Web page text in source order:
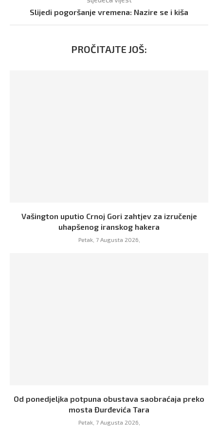
Slijedi pogoršanje vremena: Nazire se i kiša
PROČITAJTE JOŠ:
Vašington uputio Crnoj Gori zahtjev za izručenje
uhapšenog iranskog hakera
Petak, 7 Augusta 2026,
Od ponedjeljka potpuna obustava saobraćaja preko
mosta Đurđevića Tara
Petak, 7 Augusta 2026,